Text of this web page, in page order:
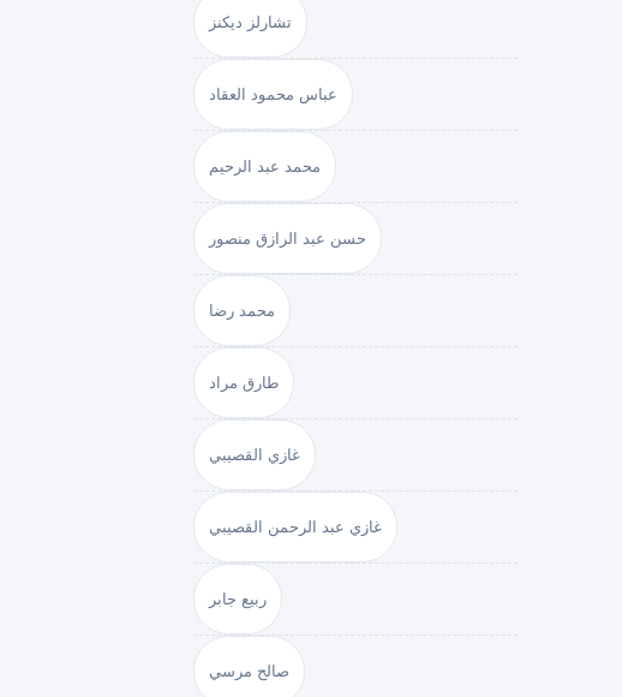
تشارلز ديكنز
عباس محمود العقاد
محمد عبد الرحيم
حسن عبد الرازق منصور
محمد رضا
طارق مراد
غازي القصيبي
غازي عبد الرحمن القصيبي
ربيع جابر
صالح مرسي